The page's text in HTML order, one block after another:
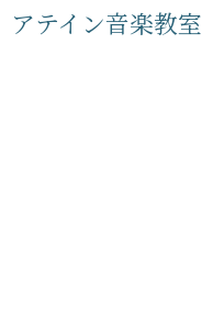
アテイン音楽教室